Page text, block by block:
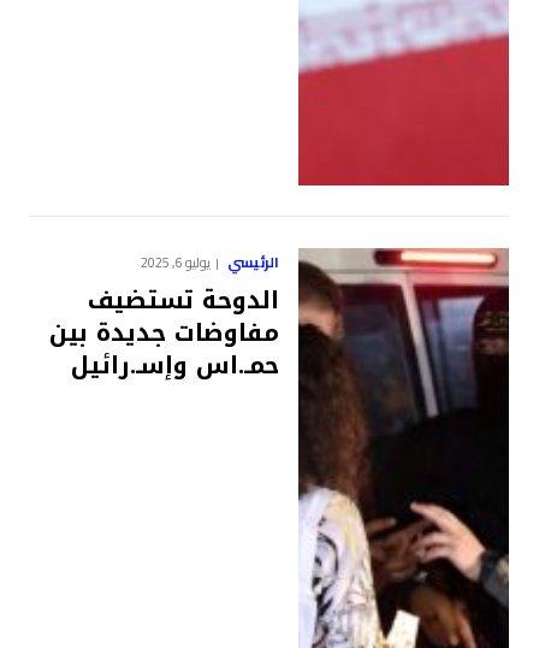
الرئيسي يوليو 6, 2025
الدوحة تستضيف
مفاوضات جديدة بين
حمـ.اس وإسـ.رائيل